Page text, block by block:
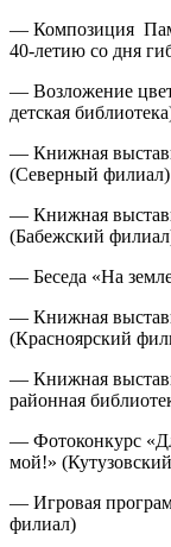
— Композиция
40-летию со дня
— Возложение
детская
— Книжная
(Северный филиал)
— Книжная
(Бабежский
— Беседа «На
— Книжная
(Красноярский
— Книжная
районная
— Фотоконкурс
мой!»
— Игровая
филиал)